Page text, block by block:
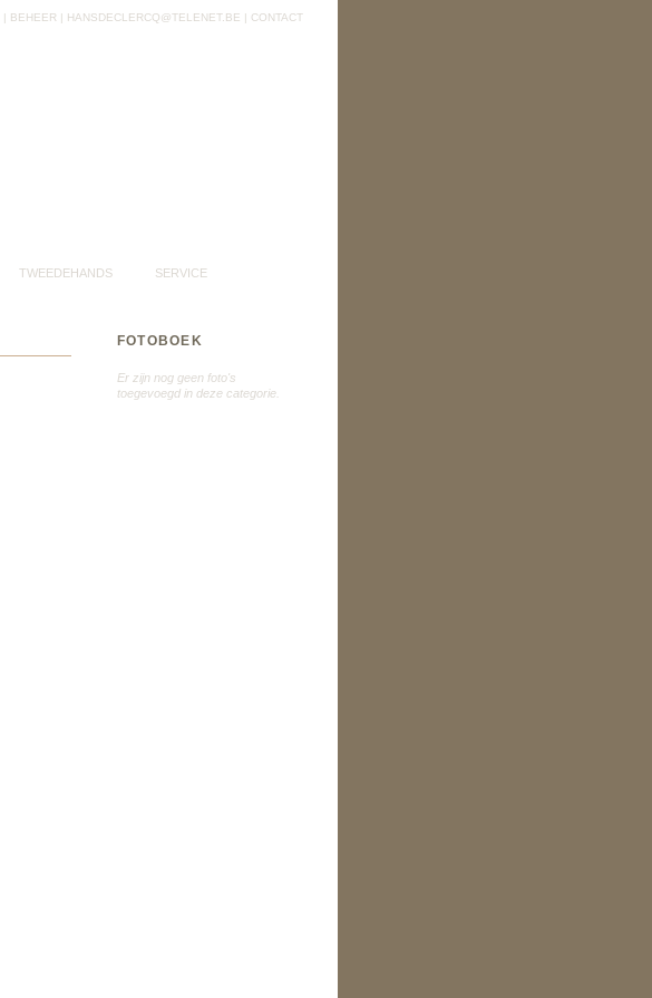
| BEHEER | HANSDECLERCQ@TELENET.BE | CONTACT
TWEEDEHANDS SERVICE
FOTOBOEK
Er zijn nog geen foto's
toegevoegd in deze categorie.